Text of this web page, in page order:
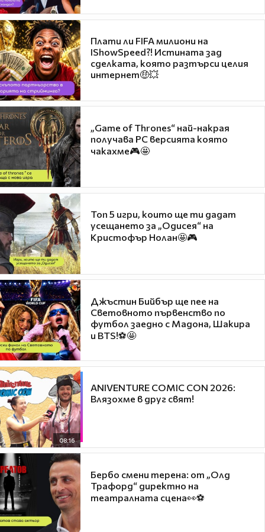
Плати ли FIFA милиони на
IShowSpeed?! Истината зад
сделката, която разтърси целия
интернет🤑💥
„Game of Thrones“ най-накрая
получава PC версията която
чакахме🎮🤩
Топ 5 игри, които ще ти дадат
усещането за „Одисея“ на
Кристофър Нолан🤩🎮
Джъстин Бийбър ще пее на
Световното първенство по
футбол заедно с Мадона, Шакира
и BTS!⚽🤩
08:16
ANIVENTURE COMIC CON 2026:
Влязохме в друг свят!
Бербо смени терена: от „Олд
Трафорд“ директно на
театралната сцена👀⚽